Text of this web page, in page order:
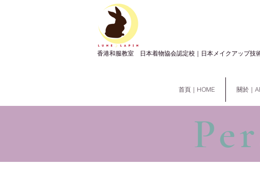
香港和服教室 日本着物協会認定校｜日本メイクアップ技
首頁｜HOME 關於｜